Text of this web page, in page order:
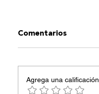
Comentarios
Agrega una calificación